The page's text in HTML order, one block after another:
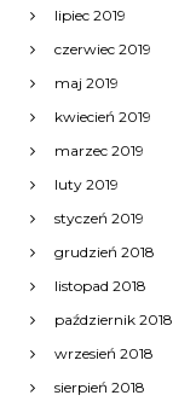
lipiec 2019
czerwiec 2019
maj 2019
kwiecień 2019
marzec 2019
luty 2019
styczeń 2019
grudzień 2018
listopad 2018
październik 2018
wrzesień 2018
sierpień 2018